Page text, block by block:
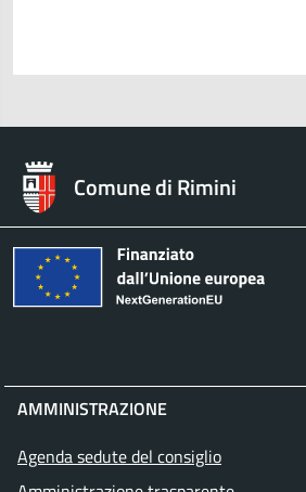
Comune di Rimini
AMMINISTRAZIONE
Agenda sedute del consiglio